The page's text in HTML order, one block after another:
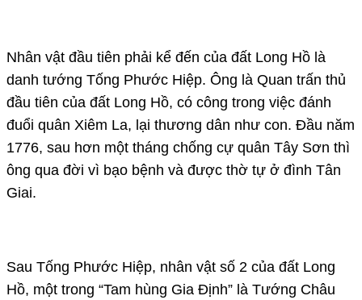
Nhân vật đầu tiên phải kể đến của đất Long Hồ là
danh tướng Tống Phước Hiệp. Ông là Quan trấn thủ
đầu tiên của đất Long Hồ, có công trong việc đánh
đuổi quân Xiêm La, lại thương dân như con. Đầu năm
1776, sau hơn một tháng chống cự quân Tây Sơn thì
ông qua đời vì bạo bệnh và được thờ tự ở đình Tân
Giai.
Sau Tống Phước Hiệp, nhân vật số 2 của đất Long
Hồ, một trong “Tam hùng Gia Định” là Tướng Châu